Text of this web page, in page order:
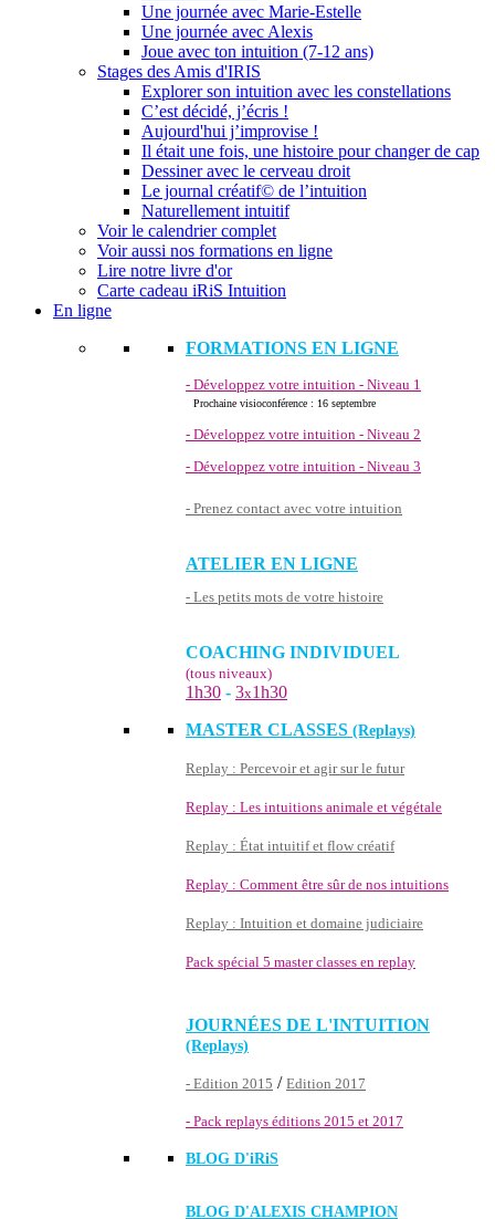
Une journée avec Marie-Estelle
Une journée avec Alexis
Joue avec ton intuition (7-12 ans)
Stages des Amis d'IRIS
Explorer son intuition avec les constellations
C’est décidé, j’écris !
Aujourd'hui j’improvise !
Il était une fois, une histoire pour changer de cap
Dessiner avec le cerveau droit
Le journal créatif© de l’intuition
Naturellement intuitif
Voir le calendrier complet
Voir aussi nos formations en ligne
Lire notre livre d'or
Carte cadeau iRiS Intuition
En ligne
FORMATIONS EN LIGNE
- Développez votre intuition - Niveau 1
Prochaine visioconférence : 16 septembre
- Développez votre intuition - Niveau 2
- Développez votre intuition - Niveau 3
- Prenez contact avec votre intuition
ATELIER EN LIGNE
- Les petits mots de votre histoire
COACHING INDIVIDUEL
(tous niveaux)
1h30 - 3x1h30
MASTER CLASSES (Replays)
Replay : Percevoir et agir sur le futur
Replay : Les intuitions animale et végétale
Replay : État intuitif et flow créatif
Replay : Comment être sûr de nos intuitions
Replay : Intuition et domaine judiciaire
Pack spécial 5 master classes en replay
JOURNÉES DE L'INTUITION
(Replays)
- Edition 2015 / Edition 2017
- Pack replays éditions 2015 et 2017
BLOG D'iRiS
BLOG D'ALEXIS CHAMPION